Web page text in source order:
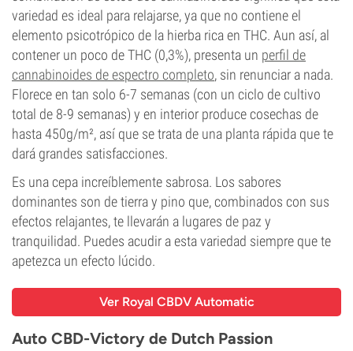
variedad es ideal para relajarse, ya que no contiene el
elemento psicotrópico de la hierba rica en THC. Aun así, al
contener un poco de THC (0,3%), presenta un perfil de
cannabinoides de espectro completo, sin renunciar a nada.
Florece en tan solo 6-7 semanas (con un ciclo de cultivo
total de 8-9 semanas) y en interior produce cosechas de
hasta 450g/m², así que se trata de una planta rápida que te
dará grandes satisfacciones.
Es una cepa increíblemente sabrosa. Los sabores
dominantes son de tierra y pino que, combinados con sus
efectos relajantes, te llevarán a lugares de paz y
tranquilidad. Puedes acudir a esta variedad siempre que te
apetezca un efecto lúcido.
Ver Royal CBDV Automatic
Auto CBD-Victory de Dutch Passion